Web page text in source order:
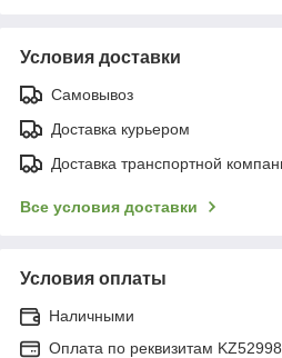
Условия доставки
Самовывоз
Доставка курьером
Доставка транспортной
Все условия доставки
Условия оплаты
Наличными
Оплата по реквизитам